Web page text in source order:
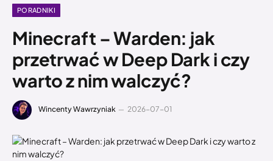
PORADNIKI
Minecraft – Warden: jak
przetrwać w Deep Dark i czy
warto z nim walczyć?
Wincenty Wawrzyniak 2026-07-01